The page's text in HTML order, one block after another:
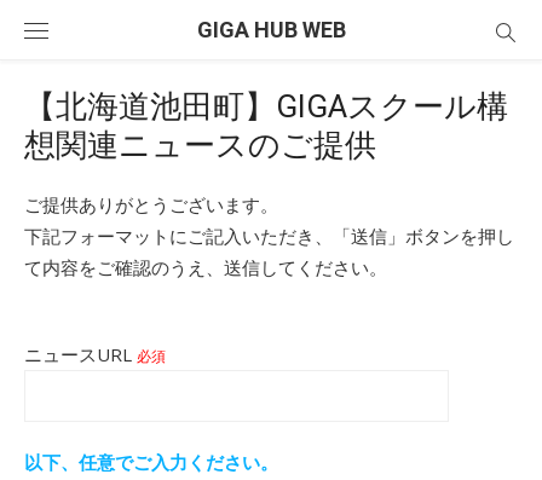
GIGA HUB WEB
【北海道池田町】GIGAスクール構
想関連ニュースのご提供
ご提供ありがとうございます。
下記フォーマットにご記入いただき、「送信」ボタンを押し
て内容をご確認のうえ、送信してください。
ニュースURL 必須
以下、任意でご入力ください。